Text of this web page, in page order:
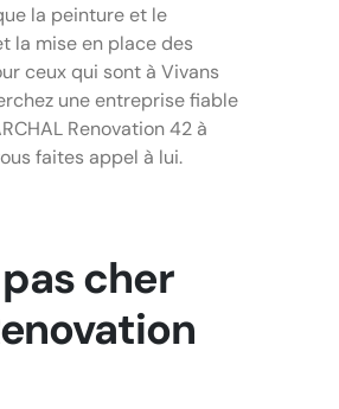
la peinture et le
la mise en place des
ceux qui sont à Vivans
une entreprise fiable
Renovation 42 à
faites appel à lui.
cher